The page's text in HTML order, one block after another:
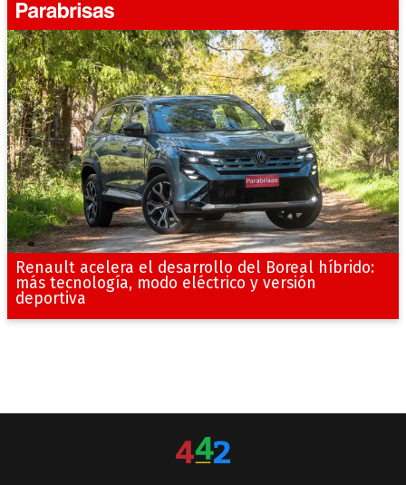
Renault acelera el desarrollo del Boreal híbrido:
más tecnología, modo eléctrico y versión
deportiva